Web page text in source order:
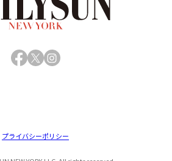
Facebook
X Instagram
プライバシーポリシー